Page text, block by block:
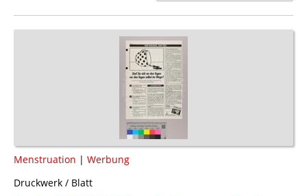
Menstruation | Werbung
Druckwerk / Blatt